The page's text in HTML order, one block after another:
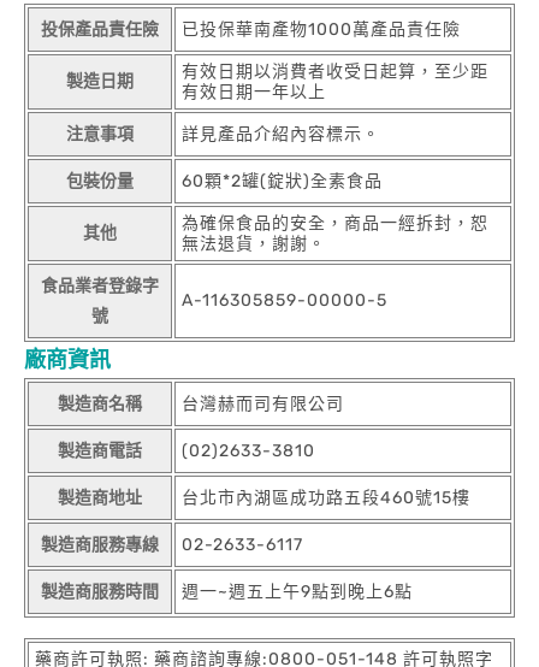
投保產品責任險 已投保華南產物1000萬產品責任險
製造日期
有效日期以消費者收受日起算，至少距
有效日期一年以上
注意事項 詳見產品介紹內容標示。
包裝份量 60顆*2罐(錠狀)全素食品
其他
為確保食品的安全，商品一經拆封，恕
無法退貨，謝謝。
食品業者登錄字
號
A-116305859-00000-5
廠商資訊
製造商名稱 台灣赫而司有限公司
製造商電話 (02)2633-3810
製造商地址 台北市內湖區成功路五段460號15樓
製造商服務專線 02-2633-6117
製造商服務時間 週一~週五上午9點到晚上6點
藥商許可執照: 藥商諮詢專線:0800-051-148 許可執照字